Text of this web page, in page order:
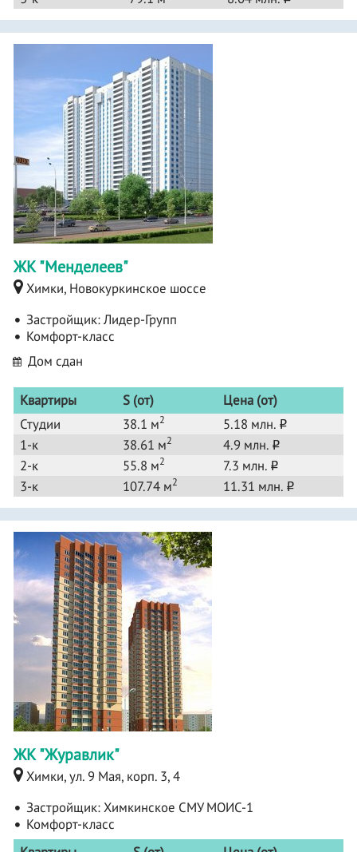
ЖК "Менделеев"
Химки, Новокуркинское шоссе
Застройщик:Лидер-Групп
Комфорт-класс
Дом сдан
Квартиры S (от)
Цена (от)
Студии
38.1 м2 5.18 млн. o
1-к 38.61 м2 4.9 млн. o
2-к 55.8 м2 7.3 млн. o
3-к 107.74 м2 11.31 млн. o
ЖК "Журавлик"
Химки, ул. 9 Мая, корп. 3, 4
Застройщик:Химкинское СМУ МОИС-1
Комфорт-класс